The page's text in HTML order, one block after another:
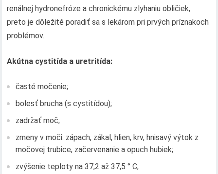
renálnej hydronefróze a chronickému zlyhaniu obličiek,
preto je dôležité poradiť sa s lekárom pri prvých príznakoch
problémov..
Akútna cystitída a uretritída:
časté močenie;
bolesť brucha (s cystitídou);
zadržať moč;
zmeny v moči: zápach, zákal, hlien, krv, hnisavý výtok z
močovej trubice, začervenanie a opuch hubiek;
zvýšenie teploty na 37,2 až 37,5 ° C;